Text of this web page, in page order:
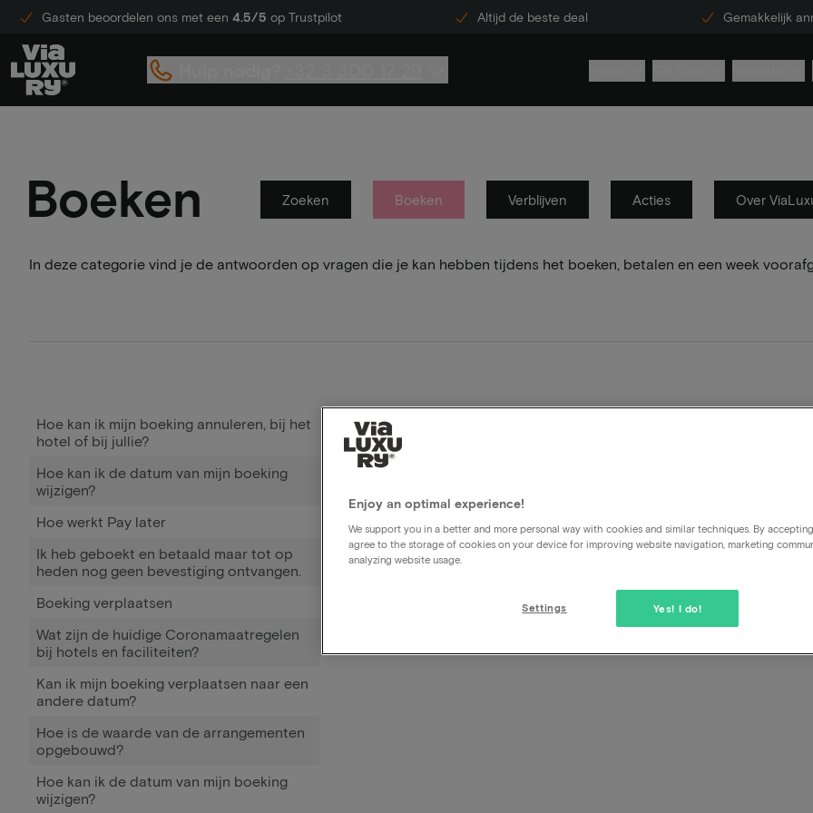
Gasten beoordelen ons met een 4.5/5 op Trustpilot Altijd de beste deal Gemakkelijk
Boeken Zoeken Boeken Verblijven Acties Over
In deze categorie vind je de antwoorden op vragen die je kan hebben tijdens het boeken, betalen en een week
Hoe kan ik mijn boeking annuleren, bij het
hotel of bij jullie?
Hoe kan ik de datum van mijn boeking
wijzigen?
Hoe werkt Pay later
Ik heb geboekt en betaald maar tot op
heden nog geen bevestiging ontvangen.
Boeking verplaatsen
Wat zijn de huidige Coronamaatregelen
bij hotels en faciliteiten?
Kan ik mijn boeking verplaatsen naar een
andere datum?
Hoe is de waarde van de arrangementen
opgebouwd?
Hoe kan ik de datum van mijn boeking
wijzigen?
Ik heb geboekt en betaald
Als je binnen een kwartier geen boekingsbevestiging hebt
spammailbox) dan is er waarschijnlijk iets fout gegaan met
processen zijn zo ingericht dat betalingen waar geen
direct teruggestort worden. Als je via het contactformulier
tijdstip van boeken doorgeeft dan kunnen we eventueel
terugstorting al heeft plaatsgevonden.
Enjoy an optimal experience!
We support you in a better and more personal way with cookies and similar techniques. By
agree to the storage of cookies on your device for improving website navigation, marketing
analyzing website usage.
Yes! I do!
Settings